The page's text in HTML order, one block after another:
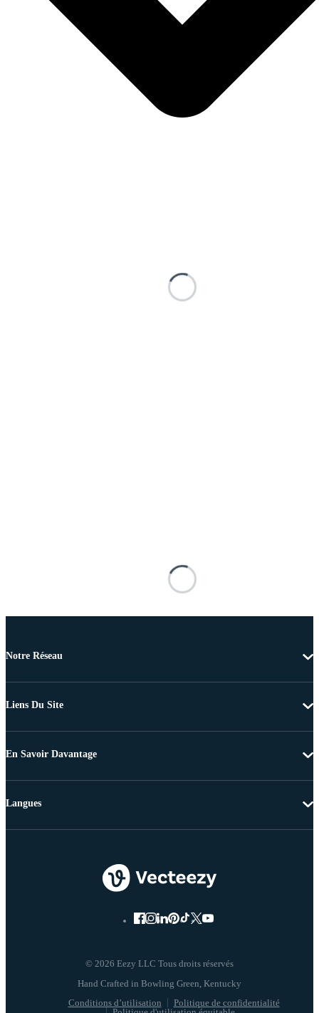
Notre Réseau
Liens Du Site
En Savoir Davantage
© 2026 Eezy LLC Tous droits réservés
Conditions d’utilisation
Politique de confidentialité
Langues